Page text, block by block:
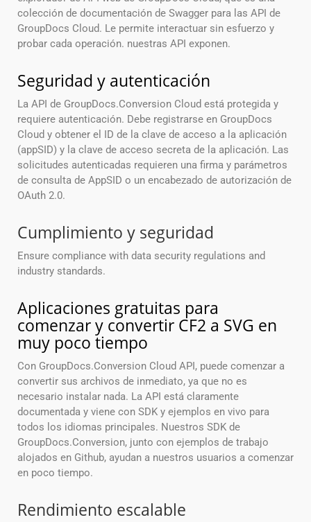
colección de documentación de Swagger para las API de
GroupDocs Cloud. Le permite interactuar sin esfuerzo y
probar cada operación. nuestras API exponen.
Seguridad y autenticación
La API de GroupDocs.Conversion Cloud está protegida y
requiere autenticación. Debe registrarse en GroupDocs
Cloud y obtener el ID de la clave de acceso a la aplicación
(appSID) y la clave de acceso secreta de la aplicación. Las
solicitudes autenticadas requieren una firma y parámetros
de consulta de AppSID o un encabezado de autorización de
OAuth 2.0.
Cumplimiento y seguridad
Ensure compliance with data security regulations and
industry standards.
Aplicaciones gratuitas para
comenzar y convertir CF2 a SVG en
muy poco tiempo
Con GroupDocs.Conversion Cloud API, puede comenzar a
convertir sus archivos de inmediato, ya que no es
necesario instalar nada. La API está claramente
documentada y viene con SDK y ejemplos en vivo para
todos los idiomas principales. Nuestros SDK de
GroupDocs.Conversion, junto con ejemplos de trabajo
alojados en Github, ayudan a nuestros usuarios a comenzar
en poco tiempo.
Rendimiento escalable